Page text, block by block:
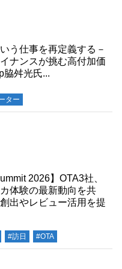
う仕事を再定義する－
ナンスが挑む高付加価
脇舛光氏...
ター
2026】OTA3社、
体験の最新動向を共
出やレビュー活用を提
#訪日 #OTA